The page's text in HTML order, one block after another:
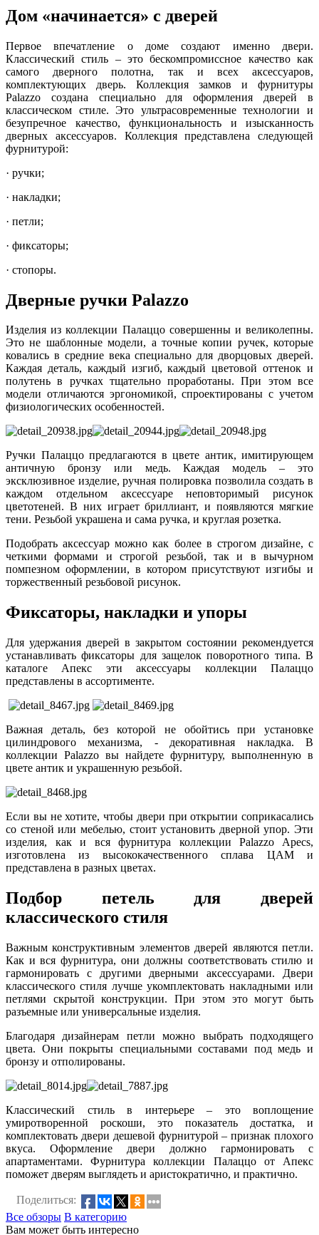
Дом «начинается» с дверей
Первое впечатление о доме создают именно двери.
Классический стиль – это бескомпромиссное качество как
самого дверного полотна, так и всех аксессуаров,
комплектующих дверь. Коллекция замков и фурнитуры
Palazzo создана специально для оформления дверей в
классическом стиле. Это ультрасовременные технологии и
безупречное качество, функциональность и изысканность
дверных аксессуаров. Коллекция представлена следующей
фурнитурой:
· ручки;
· накладки;
· петли;
· фиксаторы;
· стопоры.
Дверные ручки Palazzo
Изделия из коллекции Палаццо совершенны и великолепны.
Это не шаблонные модели, а точные копии ручек, которые
ковались в средние века специально для дворцовых дверей.
Каждая деталь, каждый изгиб, каждый цветовой оттенок и
полутень в ручках тщательно проработаны. При этом все
модели отличаются эргономикой, спроектированы с учетом
физиологических особенностей.
Ручки Палаццо предлагаются в цвете антик, имитирующем
античную бронзу или медь. Каждая модель – это
эксклюзивное изделие, ручная полировка позволила создать в
каждом отдельном аксессуаре неповторимый рисунок
цветотеней. В них играет бриллиант, и появляются мягкие
тени. Резьбой украшена и сама ручка, и круглая розетка.
Подобрать аксессуар можно как более в строгом дизайне, с
четкими формами и строгой резьбой, так и в вычурном
помпезном оформлении, в котором присутствуют изгибы и
торжественный резьбовой рисунок.
Фиксаторы, накладки и упоры
Для удержания дверей в закрытом состоянии рекомендуется
устанавливать фиксаторы для защелок поворотного типа. В
каталоге Апекс эти аксессуары коллекции Палаццо
представлены в ассортименте.
Важная деталь, без которой не обойтись при установке
цилиндрового механизма, - декоративная накладка. В
коллекции Palazzo вы найдете фурнитуру, выполненную в
цвете антик и украшенную резьбой.
Если вы не хотите, чтобы двери при открытии соприкасались
со стеной или мебелью, стоит установить дверной упор. Эти
изделия, как и вся фурнитура коллекции Palazzo Apecs,
изготовлена из высококачественного сплава ЦАМ и
представлена в разных цветах.
Подбор петель для дверей
классического стиля
Важным конструктивным элементов дверей являются петли.
Как и вся фурнитура, они должны соответствовать стилю и
гармонировать с другими дверными аксессуарами. Двери
классического стиля лучше укомплектовать накладными или
петлями скрытой конструкции. При этом это могут быть
разъемные или универсальные изделия.
Благодаря дизайнерам петли можно выбрать подходящего
цвета. Они покрыты специальными составами под медь и
бронзу и отполированы.
Классический стиль в интерьере – это воплощение
умиротворенной роскоши, это показатель достатка, и
комплектовать двери дешевой фурнитурой – признак плохого
вкуса. Оформление двери должно гармонировать с
апартаментами. Фурнитура коллекции Палаццо от Апекс
поможет дверям выглядеть и аристократично, и практично.
Поделиться:
Все обзоры В категорию
Вам может быть интересно